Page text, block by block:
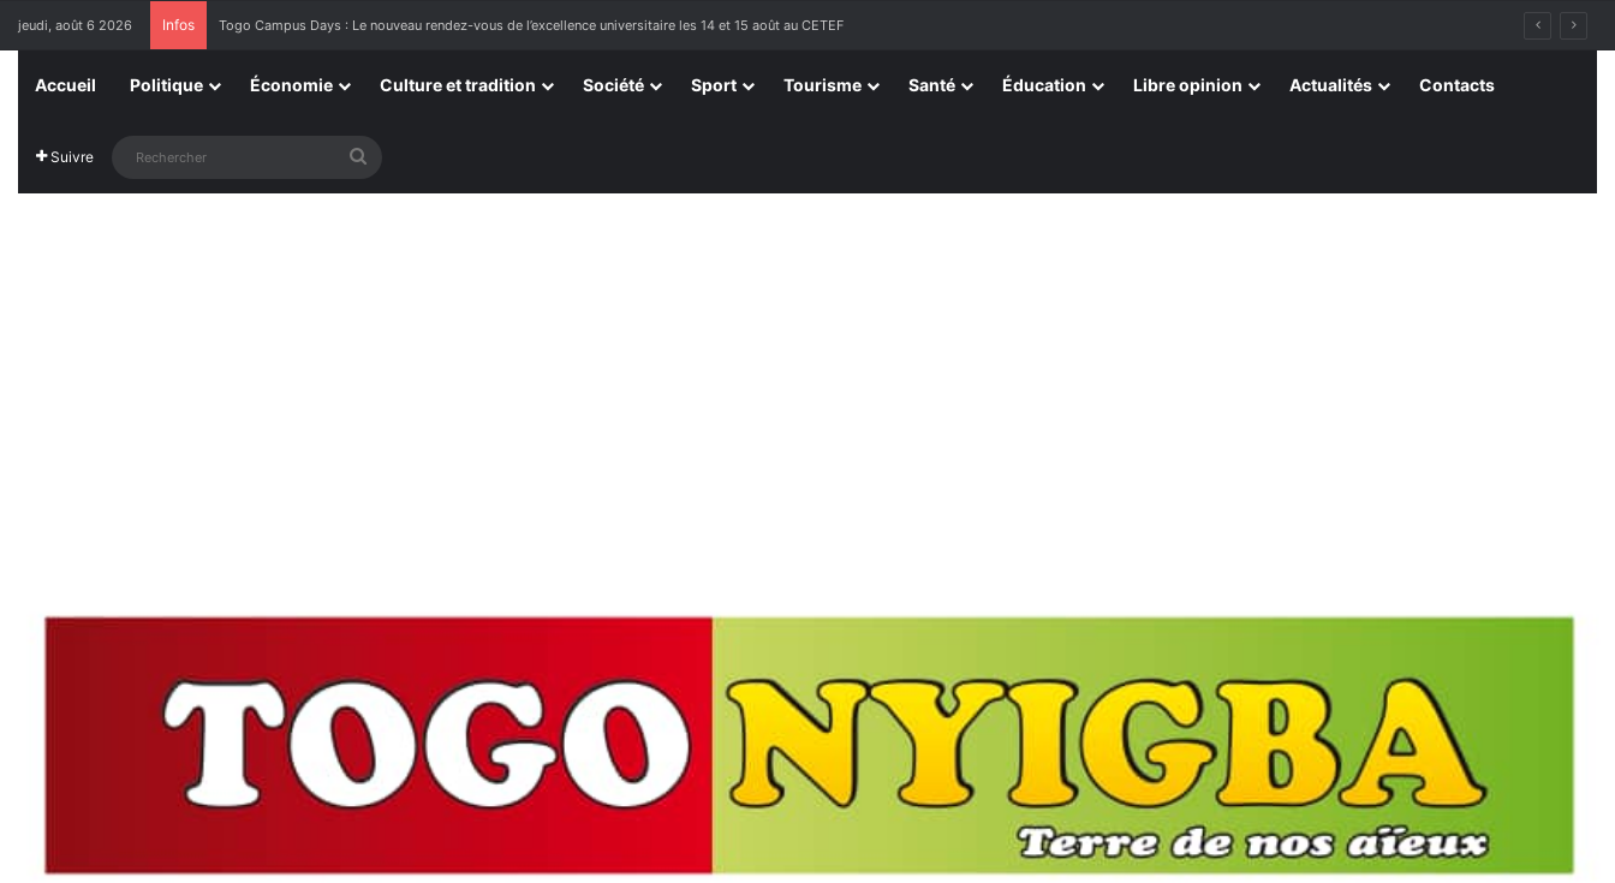
jeudi, août 6 2026 Infos Togo Campus Days : Le nouveau rendez-vous de l’excellence universitaire les 14 et 15 août au CETEF
Accueil Politique Économie Culture et tradition Société Sport Tourisme Santé Éducation Libre opinion Actualités Contacts
Suivre